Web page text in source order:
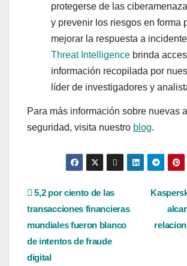
protegerse de las
y prevenir los riesgos en forma
mejorar la respuesta a
Threat Intelligence brinda
información recopilada por
líder de investigadores y
Para más información sobre nuevas
seguridad, visita nuestro blog.
Navegación
de
entradas
5,2 por ciento de las
transacciones financieras
mundiales fueron blanco
de intentos de fraude
digital